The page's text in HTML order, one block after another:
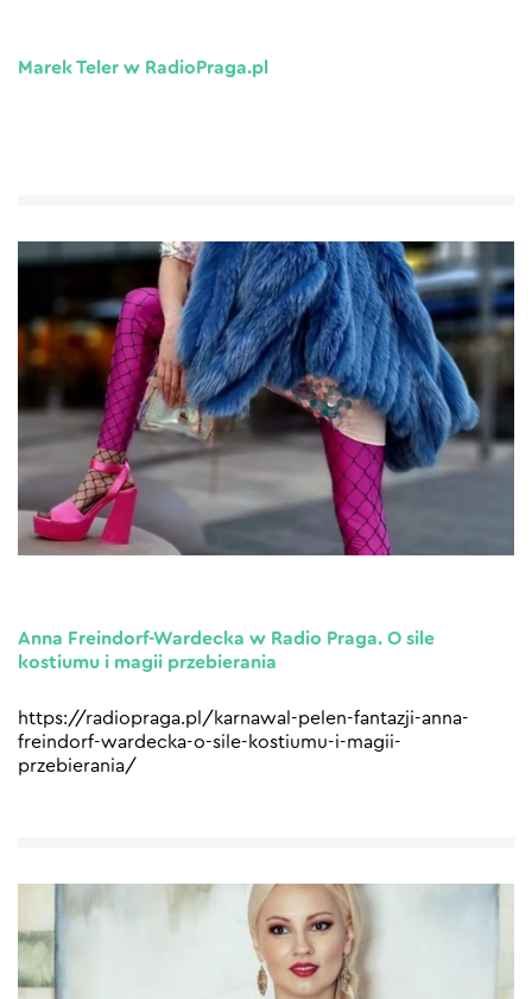
Marek Teler w RadioPraga.pl
Anna Freindorf-Wardecka w Radio Praga. O sile
kostiumu i magii przebierania
https://radiopraga.pl/karnawal-pelen-fantazji-anna-
freindorf-wardecka-o-sile-kostiumu-i-magii-
przebierania/